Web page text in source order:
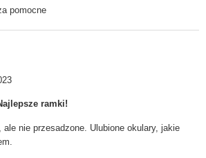
pomocne
ramki!
nie przesadzone. Ulubione okulary, jakie